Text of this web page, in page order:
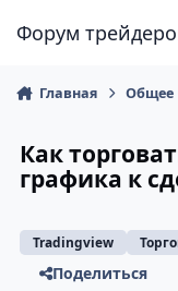
Форум
Главная Общее
Как
графика к
Tradingview
Поделиться